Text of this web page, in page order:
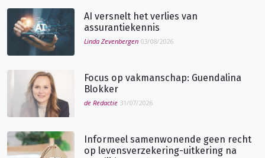
AI versnelt het verlies van
assurantiekennis
Linda Zevenbergen 03/08/2026
Focus op vakmanschap: Guendalina
Blokker
de Redactie 31/07/2026
Informeel samenwonende geen recht
op levensverzekering-uitkering na